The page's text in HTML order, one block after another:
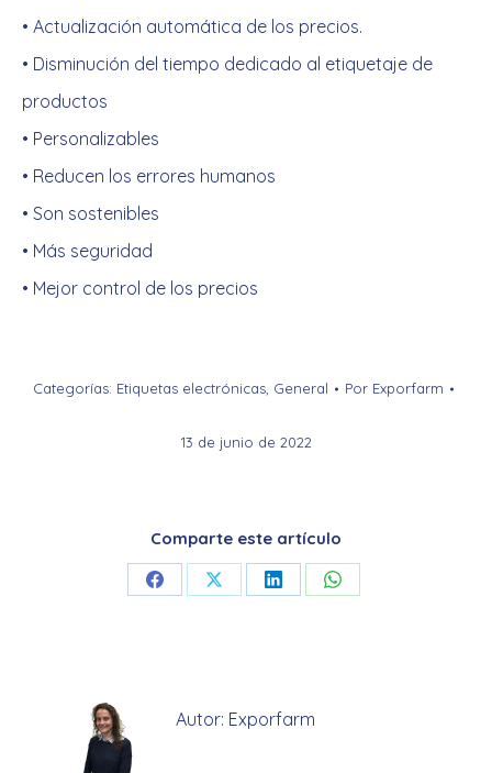
• Actualización automática de los precios.
• Disminución del tiempo dedicado al etiquetaje de
productos
• Personalizables
• Reducen los errores humanos
• Son sostenibles
• Más seguridad
• Mejor control de los precios
Categorías: Etiquetas electrónicas, General Por Exporfarm
13 de junio de 2022
Comparte este artículo
Share Share Share Share
Autor: Exporfarm